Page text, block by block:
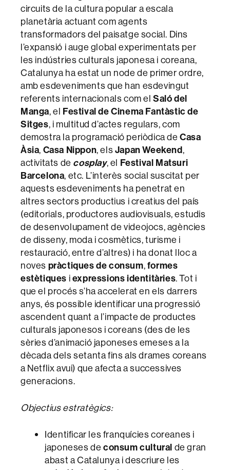
circuits de la cultura popular a escala
planetària actuant com agents
transformadors del paisatge social. Dins
l’expansió i auge global experimentats per
les indústries culturals japonesa i coreana,
Catalunya ha estat un node de primer ordre,
amb esdeveniments que han esdevingut
referents internacionals com elSaló del
Manga, el Festival de Cinema Fantàstic de
Sitges, i multitud d’actes regulars, com
demostra la programació periòdica deCasa
Àsia, Casa Nippon, elsJapan Weekend,
activitats de cosplay, el Festival Matsuri
Barcelona, etc. L’interès social suscitat per
aquests esdeveniments ha penetrat en
altres sectors productius i creatius del país
(editorials, productores audiovisuals, estudis
de desenvolupament de videojocs, agències
de disseny, moda i cosmètics, turisme i
restauració, entre d’altres) i ha donat lloc a
noves pràctiques de consum,formes
estètiques iexpressions identitàries. Tot i
que el procés s’ha accelerat en els darrers
anys, és possible identificar una progressió
ascendent quant a l’impacte de productes
culturals japonesos i coreans (des de les
sèries d’animació japoneses emeses a la
dècada dels setanta fins als drames coreans
a Netflix avui) que afecta a successives
generacions.
Objectius estratègics:
Identificar les franquícies coreanes i
japoneses de consum cultural de gran
abast a Catalunya i descriure les